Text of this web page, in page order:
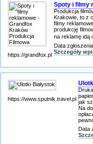
https://grandfox.pl
Spoty i filmy
Produkcja
Krakowie, to z
filmy
produkcję
na reklamę idą
Data
Szczegóły
https://www.sputnik.travel.pl jak
Na
Data